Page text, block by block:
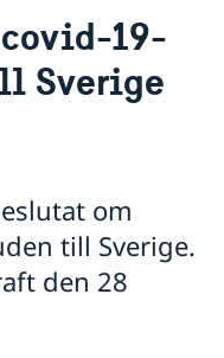
att stärka banden
för besök
och pass
bosatta i
i
19-
Sverige
om
till Sverige.
den 28